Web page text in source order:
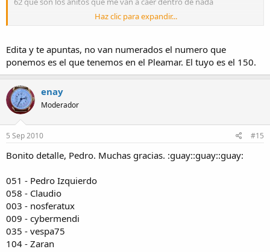
003 - nosferatux
009 - cybermendi
035 - vespa75
104 - Zaran
062 - GutiG
063 - Ancora
085 - Edox
072- Lumber
048- Asterix
Garrote
Haz clic para expandir...
Edita y te apuntas, no van numerados el numero que
ponemos es el que tenemos en el Pleamar. El tuyo es el 150.
enay
Moderador
5 Sep 2010 #15
Bonito detalle, Pedro. Muchas gracias. :guay::guay::guay:
051 - Pedro Izquierdo
058 - Claudio
003 - nosferatux
009 - cybermendi
035 - vespa75
104 - Zaran